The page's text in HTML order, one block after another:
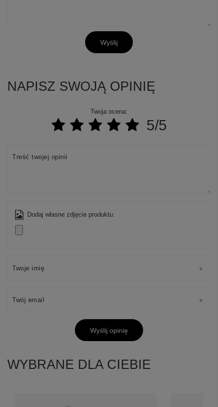
Wyślij
NAPISZ SWOJĄ OPINIĘ
Twoja ocena:
5/5
Treść twojej opinii
Dodaj własne zdjęcie produktu:
Twoje imię
Twój email
Wyślij opinię
WYBRANE DLA CIEBIE